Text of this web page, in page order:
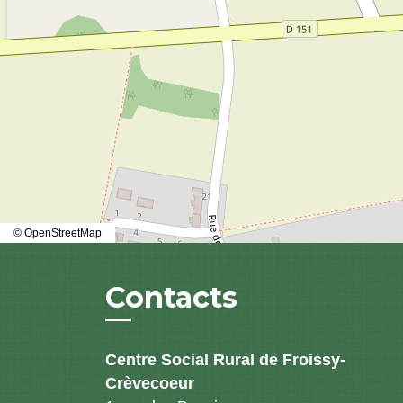
© OpenStreetMap
Contacts
Centre Social Rural de Froissy-
Crèvecoeur